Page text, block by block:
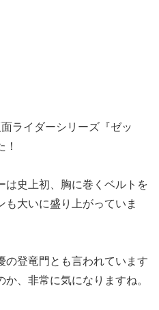
ライダーシリーズ『ゼッ
は史上初、胸に巻くベルトを
大いに盛り上がっていま
の登竜門とも言われています
か、非常に気になりますね。